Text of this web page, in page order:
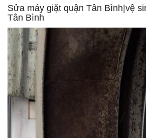
Sửa máy giặt quận Tân Bình|vệ
Tân Bình